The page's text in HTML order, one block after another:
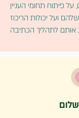
פיתוח תחומי העניין
ועל יכולות הריכוז